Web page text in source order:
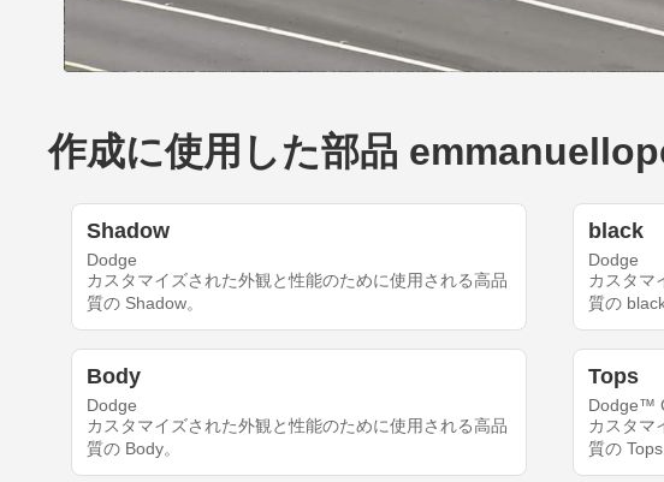
作成に使用した部品
Shadow
Dodge
カスタマイズされた外観と性能のために使用される高品
質の Shadow。
black
Dodge
カスタマ
質の black
Body
Dodge
カスタマイズされた外観と性能のために使用される高品
質の Body。
Tops
Dodge™
カスタマ
質の Tops